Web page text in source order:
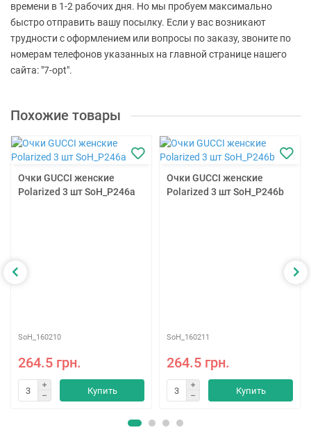
времени в 1-2 рабочих дня. Но мы пробуем максимально
быстро отправить вашу посылку. Если у вас возникают
трудности с оформлением или вопросы по заказу, звоните по
номерам телефонов указанных на главной странице нашего
сайта: "7-opt".
Похожие товары
Очки GUCCI женские
Polarized 3 шт SoH_P246a
SoH_160210
264.5 грн.
Купить
Очки GUCCI женские
Polarized 3 шт SoH_P246b
SoH_160211
264.5 грн.
Купить